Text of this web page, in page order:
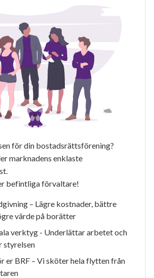
för din bostadsrättsförening?
marknadens enklaste
befintliga förvaltare!
– Lägre kostnader, bättre
värde på borätter
verktyg - Underlättar arbetet och
styrelsen
er BRF – Vi sköter hela flytten från